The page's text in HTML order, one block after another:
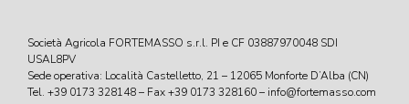
Società Agricola FORTEMASSO s.r.l. PI e CF 03887970048 SDI
USAL8PV
Sede operativa: Località Castelletto, 21 – 12065 Monforte D’Alba (CN)
Tel. +39 0173 328148 – Fax +39 0173 328160 – info@fortemasso.com